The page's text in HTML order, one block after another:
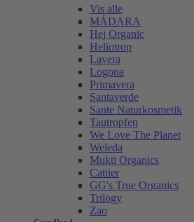
Vis alle
MÁDARA
Hej Organic
Heliotrop
Lavera
Logona
Primavera
Santaverde
Sante Naturkosmetik
Tautropfen
We Love The Planet
Weleda
Mukti Organics
Cattier
GG's True Organics
Trilogy
Zao